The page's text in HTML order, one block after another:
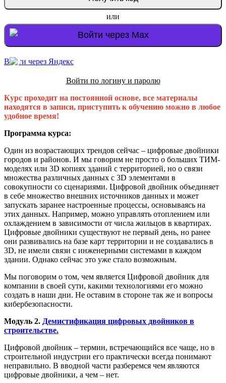
или
Войти через Max
Войти через Яндекс
Войти по логину и паролю
Курс проходит на постоянной основе, все материалы
находятся в записи, приступить к обучению можно в любое
удобное время!
Программа курса:
Один из возрастающих трендов сейчас – цифровые двойники
городов и районов. И мы говорим не просто о больших ТИМ-
моделях или 3D копиях зданий с территорией, но о связи
множества различных данных с 3D элементами в
совокупности со сценариями. Цифровой двойник объединяет
в себе множество внешних источников данных и может
запускать заранее настроенные процессы, основываясь на
этих данных. Например, можно управлять отоплением или
охлаждением в зависимости от числа жильцов в квартирах.
Цифровые двойники существуют не первый день, но ранее
они развивались на базе карт территории и не создавались в
3D, не имели связи с инженерными системами в каждом
здании. Однако сейчас это уже стало возможным.
Мы поговорим о том, чем является Цифровой двойник для
компании в своей сути, какими технологиями его можно
создать в наши дни. Не оставим в стороне так же и вопросы
кибербезопасности.
Модуль 2. Демистификация цифровых двойников в
строительстве.
Цифровой двойник – термин, встречающийся все чаще, но в
строительной индустрии его практически всегда понимают
неправильно. В вводной части разберемся чем являются
цифровые двойники, а чем – нет.